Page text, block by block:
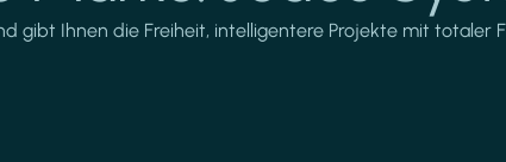
gibt Ihnen die Freiheit, intelligentere Projekte mit totaler